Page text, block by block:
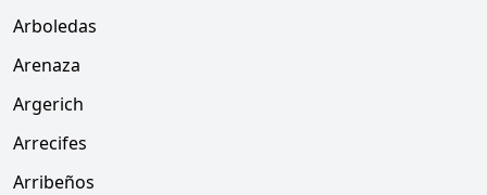
Arboledas
Arenaza
Argerich
Arrecifes
Arribeños